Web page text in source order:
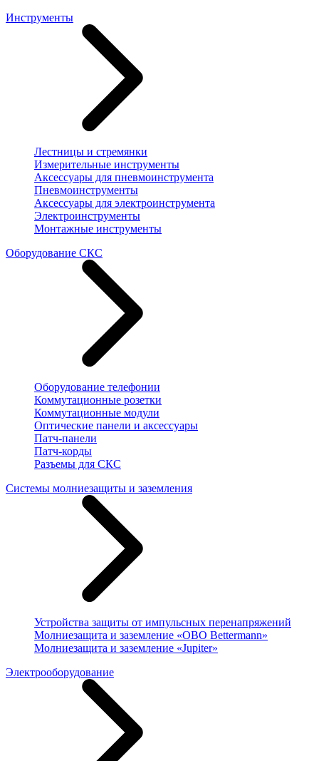
Инструменты
Лестницы и стремянки
Измерительные инструменты
Аксессуары для пневмоинструмента
Пневмоинструменты
Аксессуары для электроинструмента
Электроинструменты
Монтажные инструменты
Оборудование СКС
Оборудование телефонии
Коммутационные розетки
Коммутационные модули
Оптические панели и аксессуары
Патч-панели
Патч-корды
Разъемы для СКС
Системы молниезащиты и заземления
Устройства защиты от импульсных перенапряжений
Молниезащита и заземление «OBO Bettermann»
Молниезащита и заземление «Jupiter»
Электрооборудование